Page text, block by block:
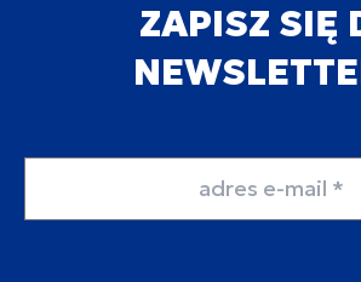
ZAPISZ SIĘ